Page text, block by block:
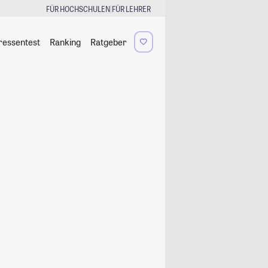
FÜR HOCHSCHULEN|FÜR LEHRER
Ranking Ratgeber